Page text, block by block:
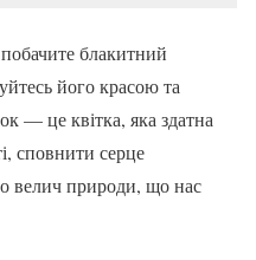
блакитний
його красою та
— це квітка, яка здатна
сповнити серце
велич природи, що нас